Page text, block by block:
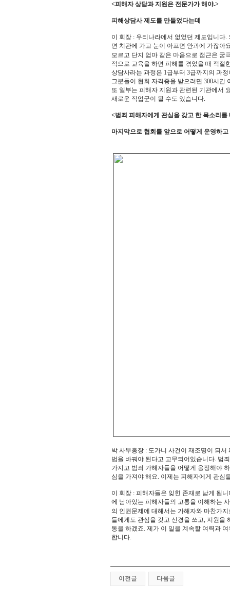
<피해자 상담과 지원은 전문가가 해야.>
피해상담사 제도를 만들었다는데
이 회장 : 우리나라에서 없었던 제도입니다
면 치관에 가고 눈이 아프면 안과에 가잖아
모르고 단지 엄마 같은 마음으로 접근은 궁
적으로 교육을 하면 피해를 겪었을 때 적절
상담사라는 과정은 1급부터 3급까지의 과
그분들이 협회 자격증을 받으려면 300시
또 일부는 피해자 지원과 관련된 기관에서
새로운 직업군이 될 수도 있습니다.
<범죄 피해자에게 관심을 갖고 한 목소리를
마지막으로 협회를 앞으로 어떻게 운영하
박 사무총장 : 도가니 사건이 재조명이 되
법을 바꿔야 된다고 고무되어있습니다. 범
가지고 범죄 가해자들을 어떻게 응징해야
심을 가져야 해요. 이제는 피해자에게 관심
이 회장 : 피해자들은 잊힌 존재로 남게 됩
에 남아있는 피해자들의 고통을 이해하는
의 인권문제에 대해서는 가해자와 마찬가
들에게도 관심을 갖고 신경을 쓰고, 지원을
동을 하겠죠. 제가 이 일을 계속할 여력과
합니다.
이전글 다음글